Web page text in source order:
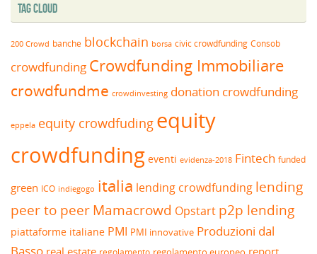
Tag Cloud
200 Crowd banche blockchain borsa civic crowdfunding Consob
crowdfunding Crowdfunding Immobiliare
crowdfundme crowdinvesting donation crowdfunding
eppela equity crowdfuding equity
crowdfunding eventi evidenza-2018 Fintech funded
green ICO indiegogo italia lending crowdfunding lending
peer to peerMamacrowd Opstart p2p lending
piattaforme italiane PMI PMI innovative Produzioni dal
Basso real estate regolamento report